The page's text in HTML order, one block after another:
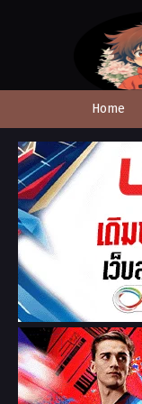
Home